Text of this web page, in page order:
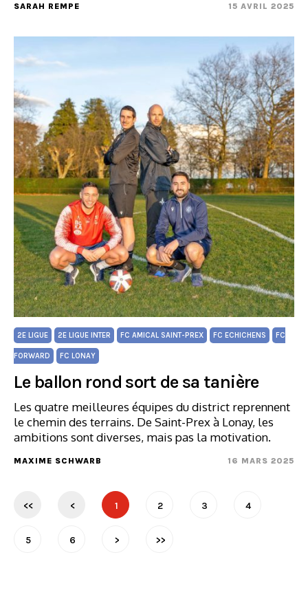
SARAH REMPE 15 AVRIL 2025
2E LIGUE 2E LIGUE INTER FC AMICAL SAINT-PREX FC ECHICHENS FC
FORWARD FC LONAY
Le ballon rond sort de sa tanière
Les quatre meilleures équipes du district reprennent
le chemin des terrains. De Saint-Prex à Lonay, les
ambitions sont diverses, mais pas la motivation.
MAXIME SCHWARB 16 MARS 2025
<< < 1 2 3 4
5 6 > >>